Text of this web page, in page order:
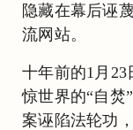
隐藏在幕后诬
流网站。
十年前的1月
惊世界的“自焚
案诬陷法轮功